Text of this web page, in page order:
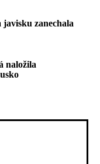
javisku zanechala
naložila